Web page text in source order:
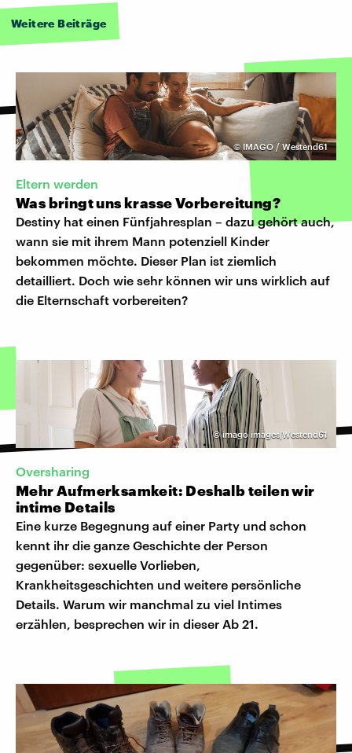
Weitere Beiträge
©IMAGO / Westend61
Eltern werden
Was bringt uns krasse Vorbereitung?
Destiny hat einen Fünfjahresplan – dazu gehört auch,
wann sie mit ihrem Mann potenziell Kinder
bekommen möchte. Dieser Plan ist ziemlich
detailliert. Doch wie sehr können wir uns wirklich auf
die Elternschaft vorbereiten?
©imago images|Westend61
Oversharing
Mehr Aufmerksamkeit: Deshalb teilen wir
intime Details
Eine kurze Begegnung auf einer Party und schon
kennt ihr die ganze Geschichte der Person
gegenüber: sexuelle Vorlieben,
Krankheitsgeschichten und weitere persönliche
Details. Warum wir manchmal zu viel Intimes
erzählen, besprechen wir in dieser Ab 21.